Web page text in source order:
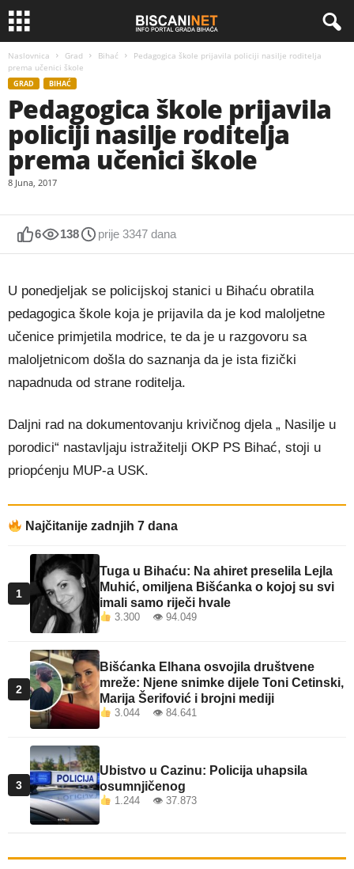
Naslovnica Grad Bihać
Pedagogica škole prijavila policiji nasilje roditelja
prema učenici škole
GRAD BIHAĆ
Pedagogica škole prijavila
policiji nasilje roditelja
prema učenici škole
8 Juna, 2017
6 138 prije 3347 dana
U ponedjeljak se policijskoj stanici u Bihaću obratila
pedagogica škole koja je prijavila da je kod maloljetne
učenice primjetila modrice, te da je u razgovoru sa
maloljetnicom došla do saznanja da je ista fizički
napadnuda od strane roditelja.
Daljni rad na dokumentovanju krivičnog djela „ Nasilje u
porodici“ nastavljaju istražitelji OKP PS Bihać, stoji u
priopćenju MUP-a USK.
Najčitanije zadnjih 7 dana
1
Tuga u Bihaću: Na ahiret preselila Lejla
Muhić, omiljena Bišćanka o kojoj su svi
imali samo riječi hvale
3.300 👁 94.049
2
Bišćanka Elhana osvojila društvene
mreže: Njene snimke dijele Toni Cetinski,
Marija Šerifović i brojni mediji
3.044 👁 84.641
3
Ubistvo u Cazinu: Policija uhapsila
osumnjičenog
1.244 👁 37.873